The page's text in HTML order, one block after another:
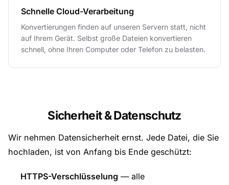
Schnelle Cloud-Verarbeitung
Konvertierungen finden auf unseren Servern statt, nicht
auf Ihrem Gerät. Selbst große Dateien konvertieren
schnell, ohne Ihren Computer oder Telefon zu belasten.
Sicherheit & Datenschutz
Wir nehmen Datensicherheit ernst. Jede Datei, die Sie
hochladen, ist von Anfang bis Ende geschützt:
HTTPS-Verschlüsselung — alle